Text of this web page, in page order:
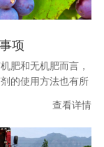
项
肥和无机肥而言，
的使用方法也有所
确使用方法...
查看详情